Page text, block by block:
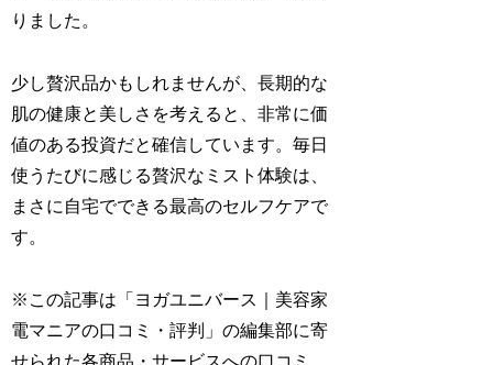
りました。
少し贅沢品かもしれませんが、長期的な
肌の健康と美しさを考えると、非常に価
値のある投資だと確信しています。毎日
使うたびに感じる贅沢なミスト体験は、
まさに自宅でできる最高のセルフケアで
す。
※この記事は「ヨガユニバース｜美容家
電マニアの口コミ・評判」の編集部に寄
せられた各商品・サービスへの口コミ